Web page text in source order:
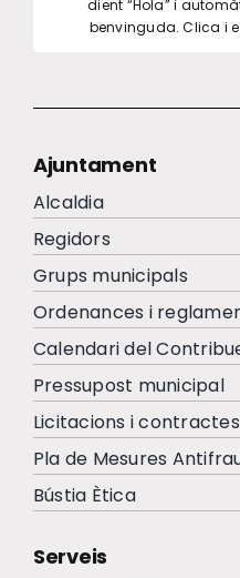
dient “Hola” i
benvinguda. Clica i
Ajuntament
Alcaldia
Regidors
Grups municipals
Ordenances i
Calendari del
Pressupost municipal
Licitacions i contractes
Pla de Mesures
Bústia Ètica
Serveis